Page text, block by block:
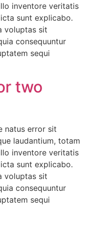
inventore veritatis
sunt explicabo.
voluptas sit
consequuntur
sequi
two
natus error sit
laudantium, totam
inventore veritatis
sunt explicabo.
voluptas sit
consequuntur
sequi